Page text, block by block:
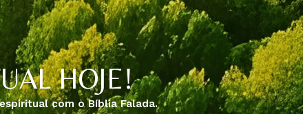
HOJE!
com o Bíblia Falada.